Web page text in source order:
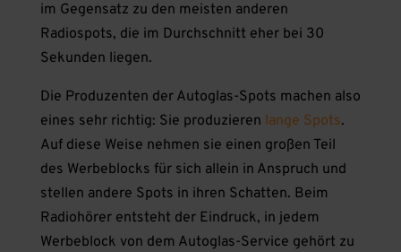
im Gegensatz zu den meisten anderen
Radiospots, die im Durchschnitt eher bei 30
Sekunden liegen.
Die Produzenten der Autoglas-Spots machen also
eines sehr richtig: Sie produzieren lange Spots.
Auf diese Weise nehmen sie einen großen Teil
des Werbeblocks für sich allein in Anspruch und
stellen andere Spots in ihren Schatten. Beim
Radiohörer entsteht der Eindruck, in jedem
Werbeblock von dem Autoglas-Service gehört zu